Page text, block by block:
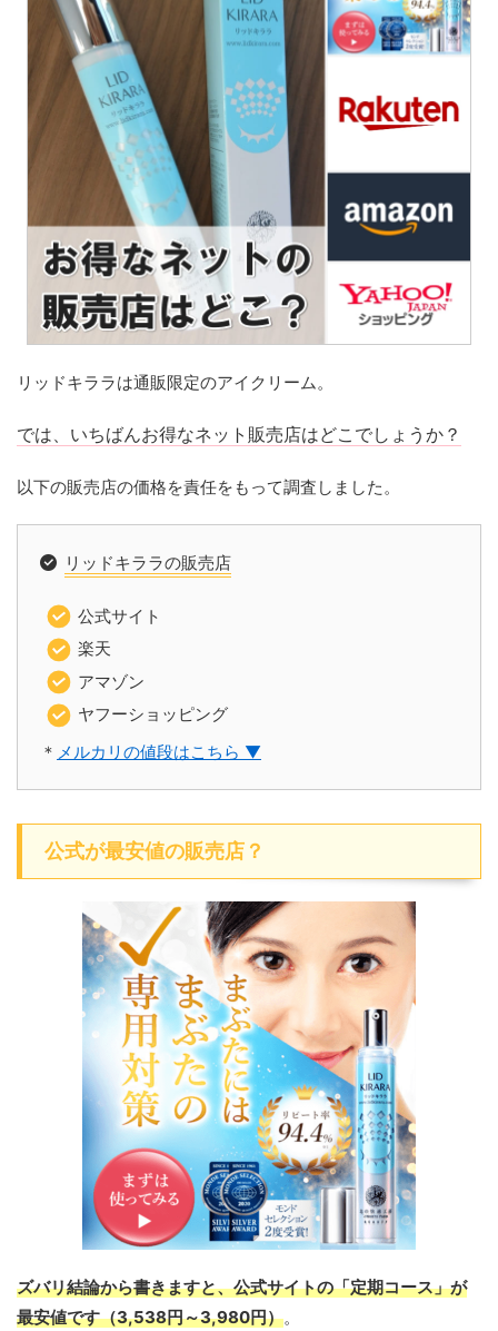
リッドキララは通販限定のアイクリーム。
では、いちばんお得なネット販売店はどこでしょうか？
以下の販売店の価格を責任をもって調査しました。
リッドキララの販売店
公式サイト
楽天
アマゾン
ヤフーショッピング
＊ メルカリの値段はこちら ▼
公式が最安値の販売店？
ズバリ結論から書きますと、公式サイトの「定期コース」が
最安値です（3,538円～3,980円）。